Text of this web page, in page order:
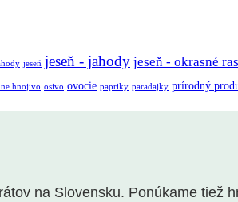
jeseň jeseň - jahody jeseň - okrasné
hnojivo osivo ovocie papriky paradajky prírodný
na Slovensku. Ponúkame